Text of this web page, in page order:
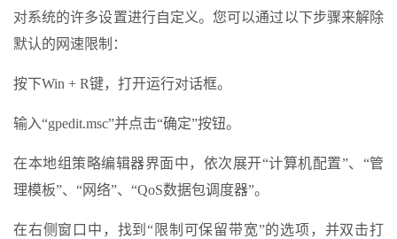
对系统的许多设置进行自定义。您可以通过以下步骤来解除
默认的网速限制：
按下Win + R键，打开运行对话框。
输入“gpedit.msc”并点击“确定”按钮。
在本地组策略编辑器界面中，依次展开“计算机配置”、“管
理模板”、“网络”、“QoS数据包调度器”。
在右侧窗口中，找到“限制可保留带宽”的选项，并双击打